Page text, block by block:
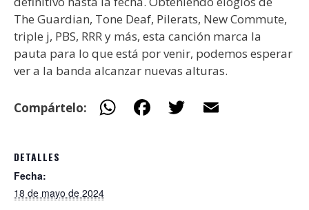
The Guardian, Tone Deaf, Pilerats, New Commute,
triple j, PBS, RRR y más, esta canción marca la
pauta para lo que está por venir, podemos esperar
ver a la banda alcanzar nuevas alturas.
Compártelo: W
DETALLES
Fecha:
18 de mayo de 2024